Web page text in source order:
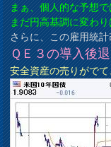
まぁ、個人的な予想
まだ円高基調に変わ
さらに、この雇用統
ＱＥ３の導入後退
安全資産の売りがで